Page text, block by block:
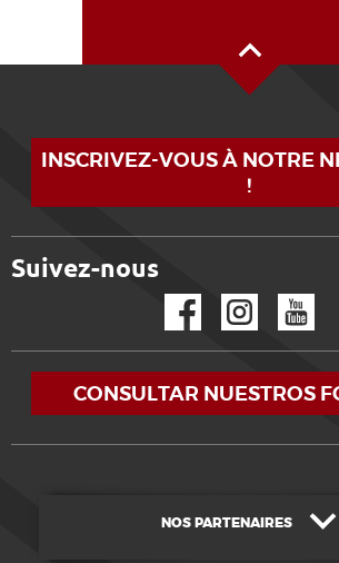
INSCRIVEZ-VOUS À NOTRE
!
Suivez-nous
CONSULTAR NUESTROS
NOS PARTENAIRES